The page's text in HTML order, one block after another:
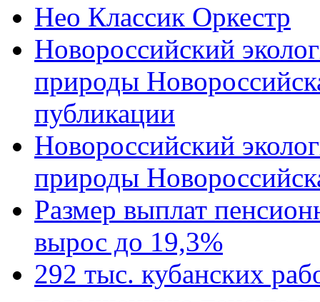
Нео Классик Оркестр
Новороссийский
природы
публикации
Новороссийский
природы
Размер выплат
вырос до 19,3%
292 тыс. кубанских